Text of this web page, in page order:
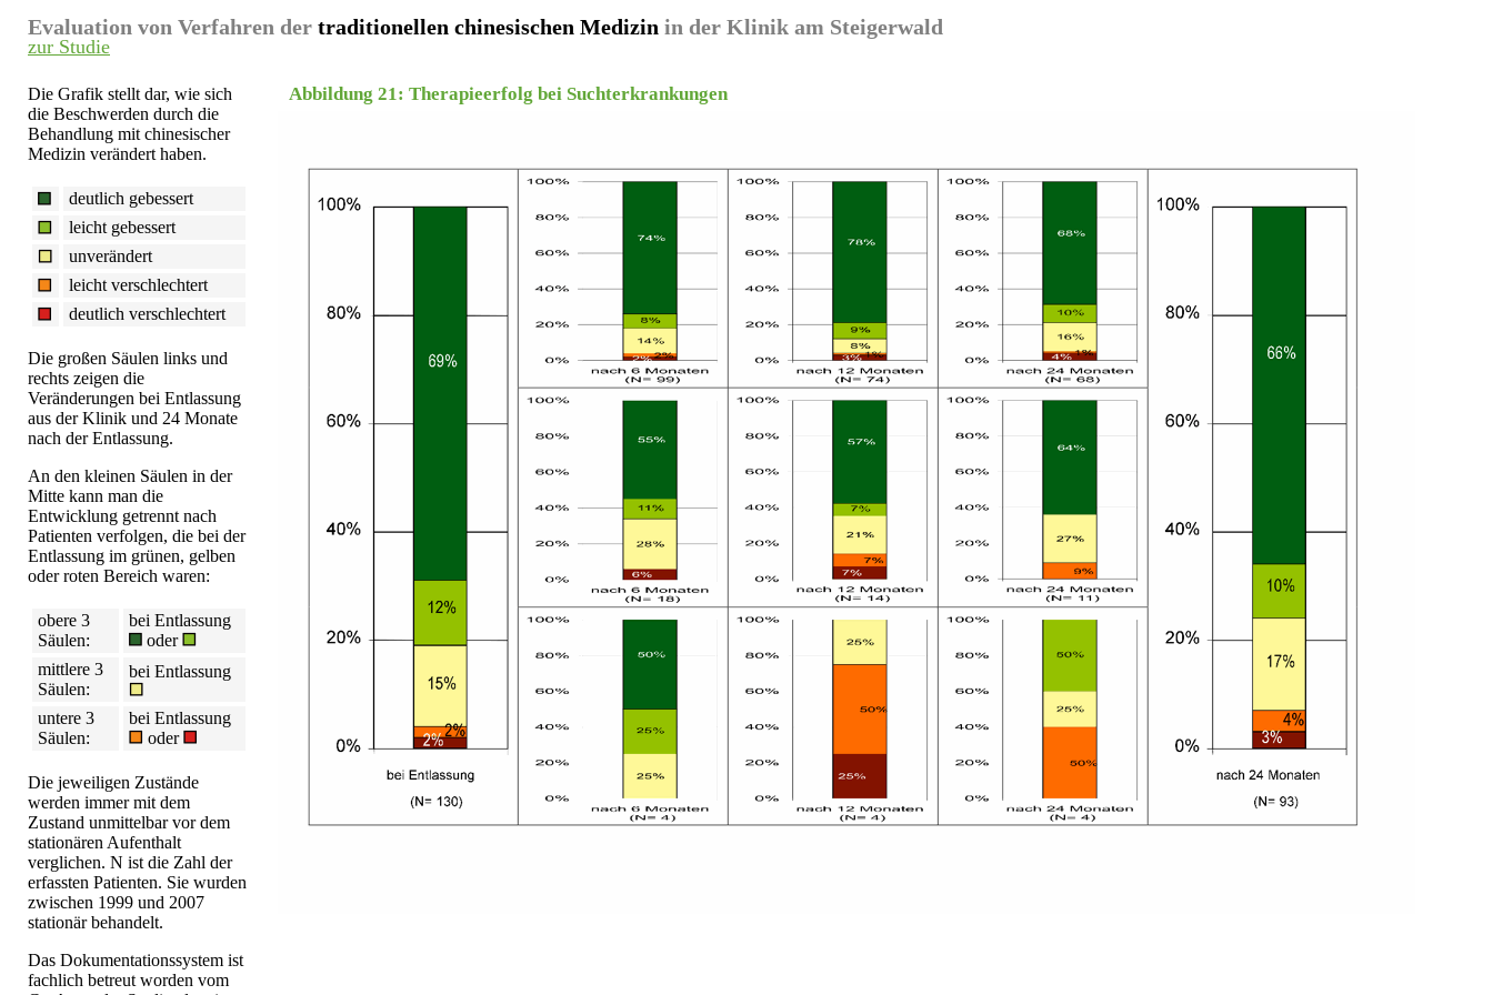
Evaluation von Verfahren der traditionellen chinesischen Medizin in der Klinik am Steigerwald
zur Studie
Die Grafik stellt dar, wie sich
die Beschwerden durch die
Behandlung mit chinesischer
Medizin verändert haben.
deutlich gebessert
leicht gebessert
unverändert
leicht verschlechtert
deutlich verschlechtert
Die großen Säulen links und
rechts zeigen die
Veränderungen bei Entlassung
aus der Klinik und 24 Monate
nach der Entlassung.
An den kleinen Säulen in der
Mitte kann man die
Entwicklung getrennt nach
Patienten verfolgen, die bei der
Entlassung im grünen, gelben
oder roten Bereich waren:
obere 3
Säulen:
bei Entlassung
oder
mittlere 3
Säulen:
bei Entlassung
untere 3
Säulen:
bei Entlassung
oder
Die jeweiligen Zustände
werden immer mit dem
Zustand unmittelbar vor dem
stationären Aufenthalt
verglichen. N ist die Zahl der
erfassten Patienten. Sie wurden
zwischen 1999 und 2007
stationär behandelt.
Das Dokumentationssystem ist
fachlich betreut worden vom
Abbildung 21: Therapieerfolg bei Suchterkrankungen